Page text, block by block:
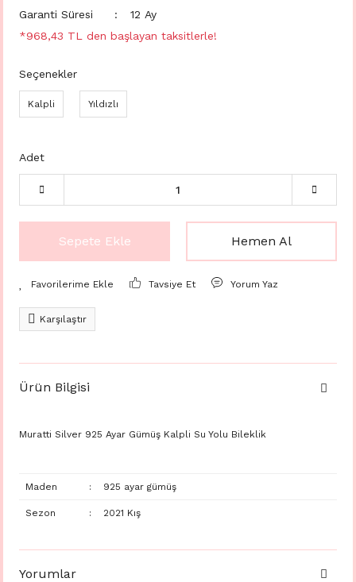
Garanti Süresi
12 Ay
*968,43 TL den başlayan taksitlerle!
Seçenekler
Kalpli Yıldızlı
Adet
Sepete Ekle Hemen Al
Tavsiye Et Yorum Yaz
Karşılaştır
Ürün Bilgisi
Muratti Silver 925 Ayar Gümüş Kalpli Su Yolu Bileklik
Maden : 925 ayar gümüş
Sezon : 2021 Kış
Yorumlar